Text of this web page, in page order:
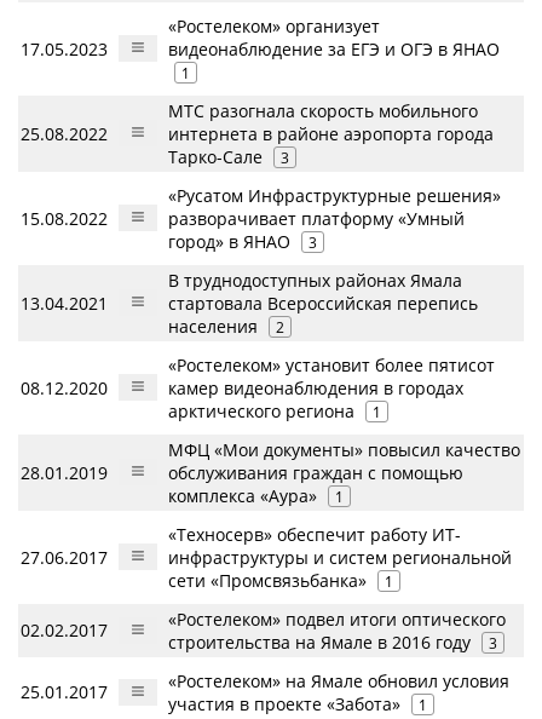
17.05.2023
«Ростелеком» организует
видеонаблюдение за ЕГЭ и ОГЭ в ЯНАО
1
25.08.2022
МТС разогнала скорость мобильного
интернета в районе аэропорта города
Тарко-Сале
3
15.08.2022
«Русатом Инфраструктурные решения»
разворачивает платформу «Умный
город» в ЯНАО
3
13.04.2021
В труднодоступных районах Ямала
стартовала Всероссийская перепись
населения
2
08.12.2020
«Ростелеком» установит более пятисот
камер видеонаблюдения в городах
арктического региона
1
28.01.2019
МФЦ «Мои документы» повысил качество
обслуживания граждан с помощью
комплекса «Аура»
1
27.06.2017
«Техносерв» обеспечит работу ИТ-
инфраструктуры и систем региональной
сети «Промсвязьбанка»
1
02.02.2017
«Ростелеком» подвел итоги оптического
строительства на Ямале в 2016 году
3
25.01.2017
«Ростелеком» на Ямале обновил условия
участия в проекте «Забота»
1